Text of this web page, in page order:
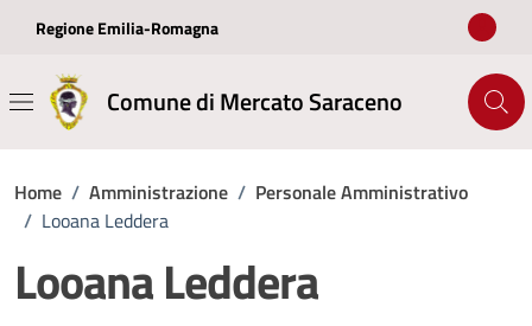
Regione Emilia-Romagna
Comune di Mercato Saraceno
Home / Amministrazione / Personale Amministrativo
/ Looana Leddera
Looana Leddera